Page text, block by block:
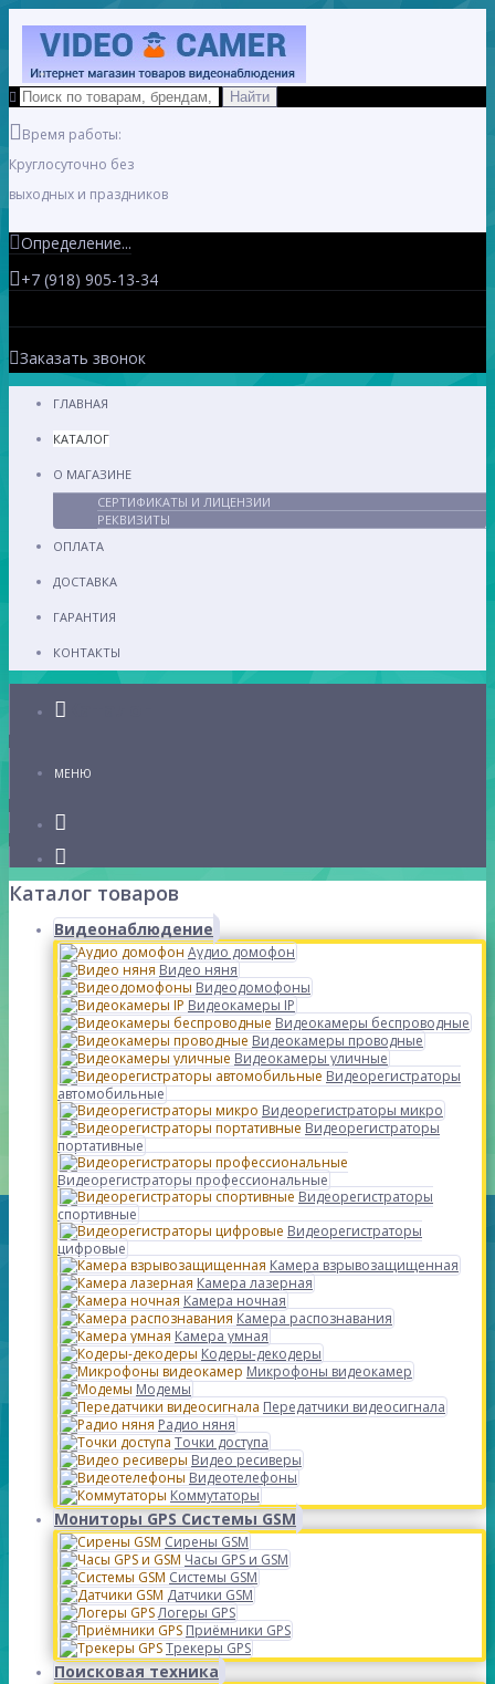
Время работы:
Круглосуточно без
выходных и праздников
Определение...
+7 (918) 905-13-34
Заказать звонок
ГЛАВНАЯ
КАТАЛОГ
О МАГАЗИНЕ
СЕРТИФИКАТЫ И ЛИЦЕНЗИИ
РЕКВИЗИТЫ
ОПЛАТА
ДОСТАВКА
ГАРАНТИЯ
КОНТАКТЫ
МЕНЮ
Каталог товаров
Видеонаблюдение
Аудио домофон
Видео няня
Видеодомофоны
Видеокамеры IP
Видеокамеры беспроводные
Видеокамеры проводные
Видеокамеры уличные
Видеорегистраторы
автомобильные
Видеорегистраторы микро
Видеорегистраторы
портативные
Видеорегистраторы профессиональные
Видеорегистраторы
спортивные
Видеорегистраторы
цифровые
Камера взрывозащищенная
Камера лазерная
Камера ночная
Камера распознавания
Камера умная
Кодеры-декодеры
Микрофоны видеокамер
Модемы
Передатчики видеосигнала
Радио няня
Точки доступа
Видео ресиверы
Видеотелефоны
Коммутаторы
Мониторы GPS Системы GSM
Сирены GSM
Часы GPS и GSM
Системы GSM
Датчики GSM
Логеры GPS
Приёмники GPS
Трекеры GPS
Поисковая техника